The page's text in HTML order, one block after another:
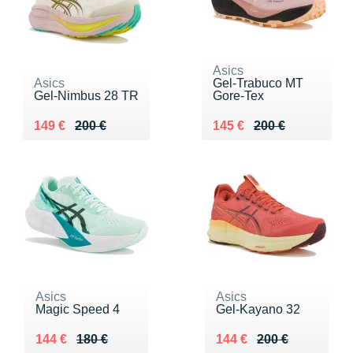
Asics
Gel-Nimbus 28 TR
200 €
Au lieu de 200 €
149 €
Vendu 149 €
Asics
Gel-Trabuco MT
Gore-Tex
200 €
Au lieu de 200 €
145 €
Vendu 145 €
Asics
Magic Speed 4
180 €
Au lieu de 180 €
144 €
Vendu 144 €
Asics
Gel-Kayano 32
200 €
Au lieu de 200 €
144 €
Vendu 144 €